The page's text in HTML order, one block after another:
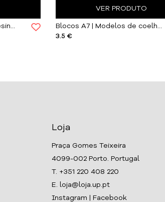
VER PRODUTO
3.5 €
Loja
Praça Gomes Teixeira
4099-002 Porto. Portugal
T. +351 220 408 220
E. loja@loja.up.pt
Instagram
Facebook